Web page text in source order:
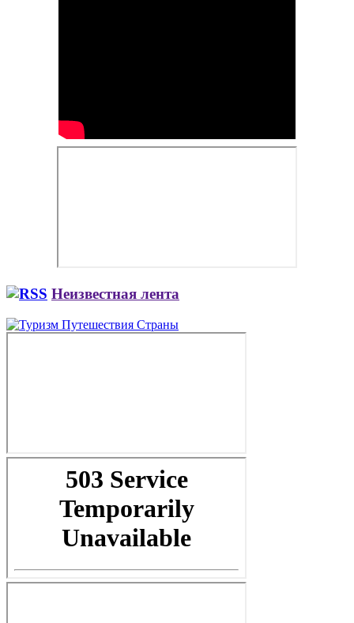
Неизвестная лента